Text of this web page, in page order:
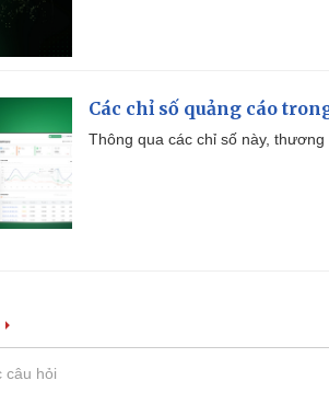
Các chỉ số quảng cáo
Thông qua các chỉ số này,